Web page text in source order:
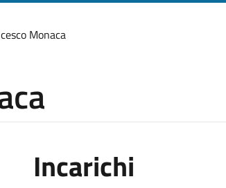
Monaca
Incarichi